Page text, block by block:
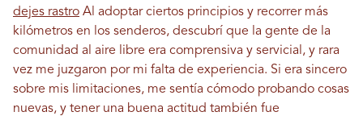
dejes rastro Al adoptar ciertos principios y recorrer más
kilómetros en los senderos, descubrí que la gente de la
comunidad al aire libre era comprensiva y servicial, y rara
vez me juzgaron por mi falta de experiencia. Si era sincero
sobre mis limitaciones, me sentía cómodo probando cosas
nuevas, y tener una buena actitud también fue